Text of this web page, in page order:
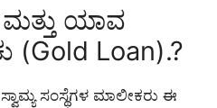
ಯಾವ
(Gold Loan).?
ಸಂಸ್ಥೆಗಳ ಮಾಲೀಕರು ಈ